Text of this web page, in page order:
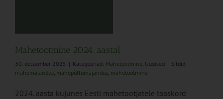
Mahetootmine 2024. aastal
30. detsember 2025 | Kategooriad: Mahetootmine, Uudised | Sildid:
mahemajandus, mahepõllumajandus, mahetootmine
2024. aasta kujunes Eesti mahetootjatele taaskord